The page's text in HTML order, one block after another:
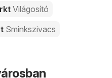
Világosító
Sminkszivacs